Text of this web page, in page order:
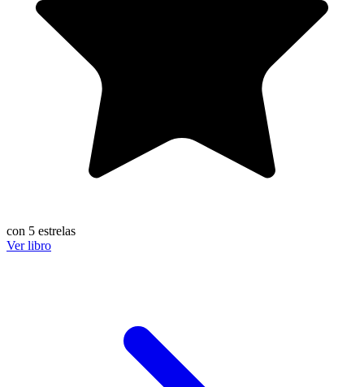
con 5 estrelas
Ver libro